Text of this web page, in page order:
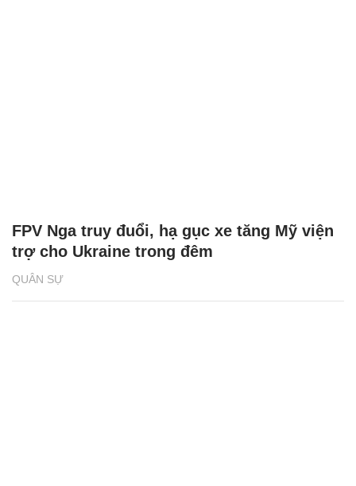
QUÂN SỰ
FPV Nga truy đuổi, hạ gục xe tăng Mỹ viện
trợ cho Ukraine trong đêm